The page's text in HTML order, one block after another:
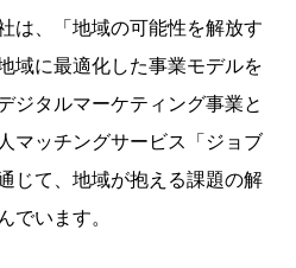
は、「地域の可能性を解放す
域に最適化した事業モデルを
ジタルマーケティング事業と
マッチングサービス「ジョブ
じて、地域が抱える課題の解
でいます。